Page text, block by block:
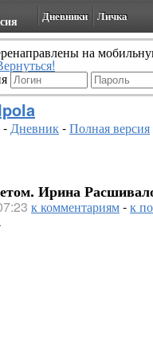
Дневники Личка
на
-Дневник-Полная версия
Ирина
к комментариям-к